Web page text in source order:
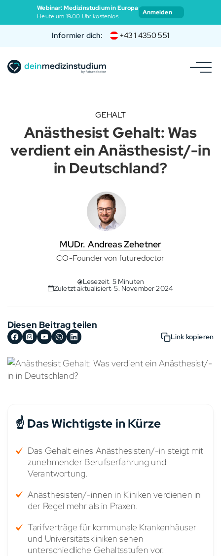
Webinar: Medizinstudium in Europa
Heute um 19:00 Uhr kostenlos
Anmelden
Informier dich: +43 1 4350 551
GEHALT
Anästhesist Gehalt: Was
verdient ein Anästhesist/-in
in Deutschland?
MUDr. Andreas Zehetner
CO-Founder von futuredoctor
Lesezeit: 5 Minuten
Zuletzt aktualisiert: 5. November 2024
Diesen Beitrag teilen
Link kopieren
☝️ Das Wichtigste in Kürze
Das Gehalt eines Anästhesisten/-in steigt mit
zunehmender Berufserfahrung und
Verantwortung.
Anästhesisten/-innen in Kliniken verdienen in
der Regel mehr als in Praxen.
Tarifverträge für kommunale Krankenhäuser
und Universitätskliniken sehen
unterschiedliche Gehaltsstufen vor.